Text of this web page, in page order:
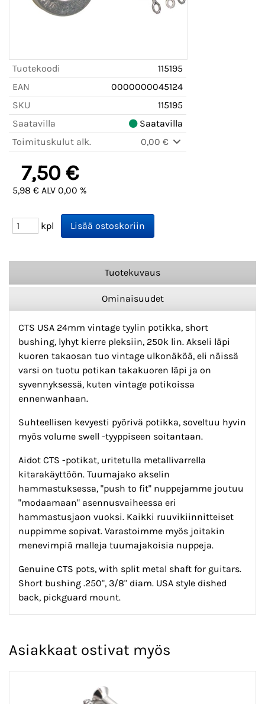
Tuotekoodi
115195
EAN
0000000045124
SKU
115195
Saatavilla
Saatavilla
Toimituskulut alk.
0,00 €
7,50 €
5,98 € ALV 0,00 %
kpl
Tuotekuvaus
Ominaisuudet
CTS USA 24mm vintage tyylin potikka, short
bushing, lyhyt kierre pleksiin, 250k lin. Akseli läpi
kuoren takaosan tuo vintage ulkonäköä, eli näissä
varsi on tuotu potikan takakuoren läpi ja on
syvennyksessä, kuten vintage potikoissa
ennenwanhaan.
Suhteellisen kevyesti pyörivä potikka, soveltuu hyvin
myös volume swell -tyyppiseen soitantaan.
Aidot CTS -potikat, uritetulla metallivarrella
kitarakäyttöön. Tuumajako akselin
hammastuksessa, "push to fit" nuppejamme joutuu
"modaamaan" asennusvaiheessa eri
hammastusjaon vuoksi. Kaikki ruuvikiinnitteiset
nuppimme sopivat. Varastoimme myös joitakin
menevimpiä malleja tuumajakoisia nuppeja.
Genuine CTS pots, with split metal shaft for guitars.
Short bushing .250", 3/8" diam. USA style dished
back, pickguard mount.
Asiakkaat ostivat myös